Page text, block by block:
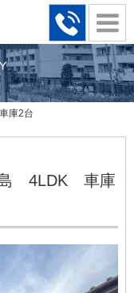
庫2台
4LDK 車庫